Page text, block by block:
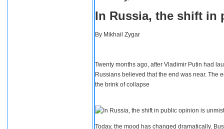
In Russia, the shift in
By Mikhail Zygar
Twenty months ago, after Vladimir Putin had
Russians believed that the end was near. The
the brink of collapse
Today, the mood has changed dramatically.